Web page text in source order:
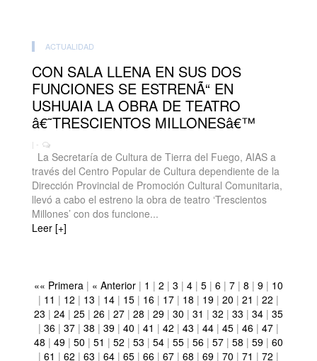
ACTUALIDAD
CON SALA LLENA EN SUS DOS
FUNCIONES SE ESTRENÃ“ EN
USHUAIA LA OBRA DE TEATRO
â€˜TRESCIENTOS MILLONESâ€™
| -
La Secretaría de Cultura de Tierra del Fuego, AIAS a
través del Centro Popular de Cultura dependiente de la
Dirección Provincial de Promoción Cultural Comunitaria,
llevó a cabo el estreno la obra de teatro ‘Trescientos
Millones’ con dos funcione...
Leer [+]
«« Primera | « Anterior | 1 | 2 | 3 | 4 | 5 | 6 | 7 | 8 | 9 | 10
| 11 | 12 | 13 | 14 | 15 | 16 | 17 | 18 | 19 | 20 | 21 | 22 |
23 | 24 | 25 | 26 | 27 | 28 | 29 | 30 | 31 | 32 | 33 | 34 | 35
| 36 | 37 | 38 | 39 | 40 | 41 | 42 | 43 | 44 | 45 | 46 | 47 |
48 | 49 | 50 | 51 | 52 | 53 | 54 | 55 | 56 | 57 | 58 | 59 | 60
| 61 | 62 | 63 | 64 | 65 | 66 | 67 | 68 | 69 | 70 | 71 | 72 |